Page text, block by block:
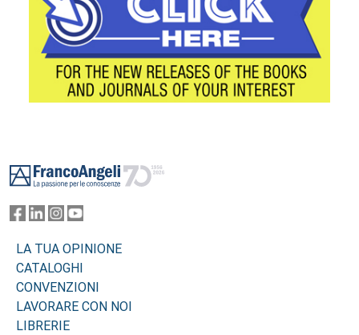
LA TUA OPINIONE
CATALOGHI
CONVENZIONI
LAVORARE CON NOI
LIBRERIE